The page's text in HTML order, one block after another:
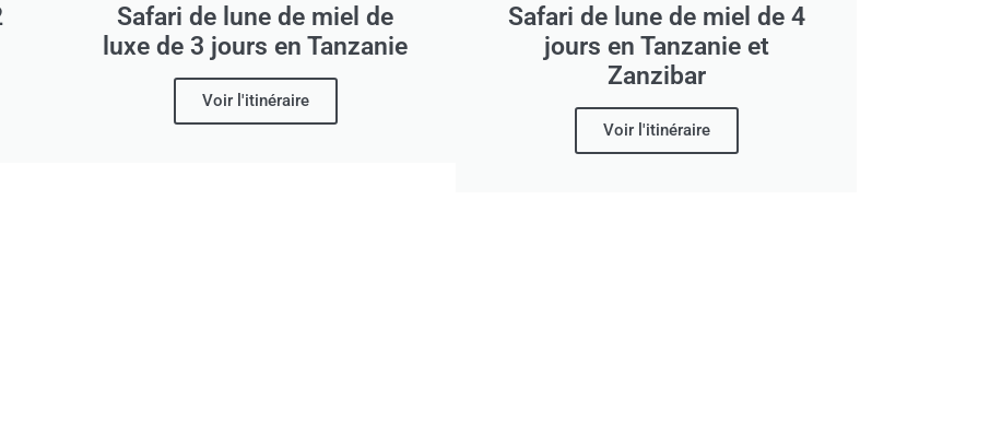
Safari de lune de miel de
luxe de 3 jours en Tanzanie
Voir l'itinéraire
Safari de lune de miel de 4
jours en Tanzanie et
Zanzibar
Voir l'itinéraire